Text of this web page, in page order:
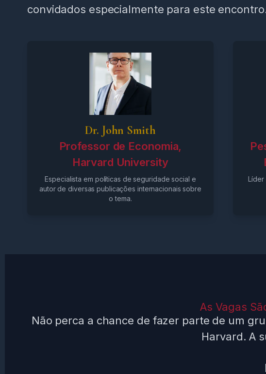
convidados especialmente para este
Dr. John Smith
Professor de Economia,
Harvard University
Especialista em políticas de seguridade social e
autor de diversas publicações internacionais sobre
o tema.
Líder
As Vagas
Não perca a chance de fazer parte de um
Harvard. A